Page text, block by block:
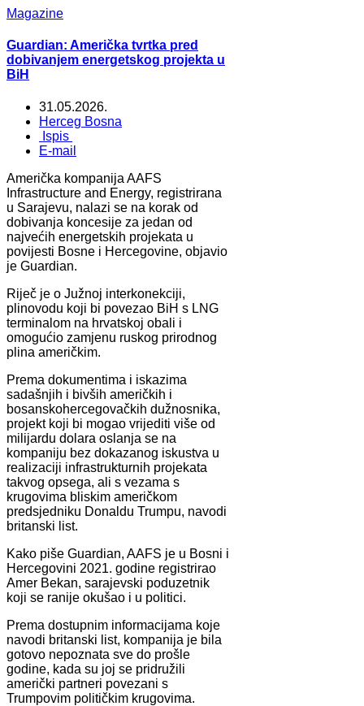
Magazine
Guardian: Američka tvrtka pred
dobivanjem energetskog projekta u
BiH
31.05.2026.
Herceg Bosna
Ispis
E-mail
Američka kompanija AAFS
Infrastructure and Energy, registrirana
u Sarajevu, nalazi se na korak od
dobivanja koncesije za jedan od
najvećih energetskih projekata u
povijesti Bosne i Hercegovine, objavio
je Guardian.
Riječ je o Južnoj interkonekciji,
plinovodu koji bi povezao BiH s LNG
terminalom na hrvatskoj obali i
omogućio zamjenu ruskog prirodnog
plina američkim.
Prema dokumentima i iskazima
sadašnjih i bivših američkih i
bosanskohercegovačkih dužnosnika,
projekt koji bi mogao vrijediti više od
milijardu dolara oslanja se na
kompaniju bez dokazanog iskustva u
realizaciji infrastrukturnih projekata
takvog opsega, ali s vezama s
krugovima bliskim američkom
predsjedniku Donaldu Trumpu, navodi
britanski list.
Kako piše Guardian, AAFS je u Bosni i
Hercegovini 2021. godine registrirao
Amer Bekan, sarajevski poduzetnik
koji se ranije okušao i u politici.
Prema dostupnim informacijama koje
navodi britanski list, kompanija je bila
gotovo nepoznata sve do prošle
godine, kada su joj se pridružili
američki partneri povezani s
Trumpovim političkim krugovima.